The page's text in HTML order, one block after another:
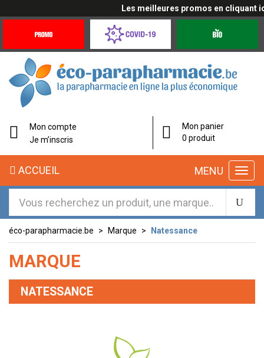
Les meilleures promos en cliquant ici
Offres
Coronavirus
éco-
parapharmacie.fr
éco-
parapharmacie.fr
Mon compte
Je m’inscris
Mon panier
0 produit
MENU
ACCUEIL
éco-parapharmacie.be Marque Natessance
MARQUE
NATESSANCE